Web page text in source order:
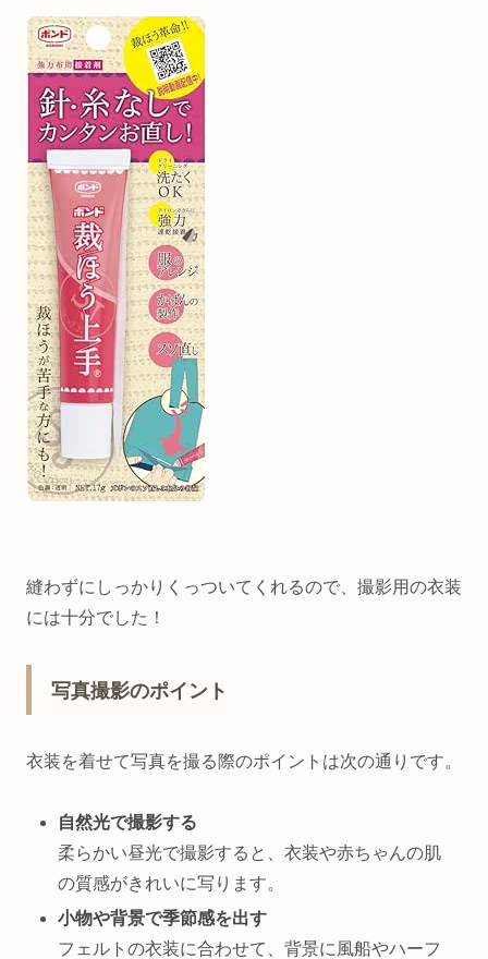
縫わずにしっかりくっついてくれるので、撮影用の衣装
には十分でした！
写真撮影のポイント
衣装を着せて写真を撮る際のポイントは次の通りです。
自然光で撮影する
柔らかい昼光で撮影すると、衣装や赤ちゃんの肌
の質感がきれいに写ります。
小物や背景で季節感を出す
フェルトの衣装に合わせて、背景に風船やハーフ